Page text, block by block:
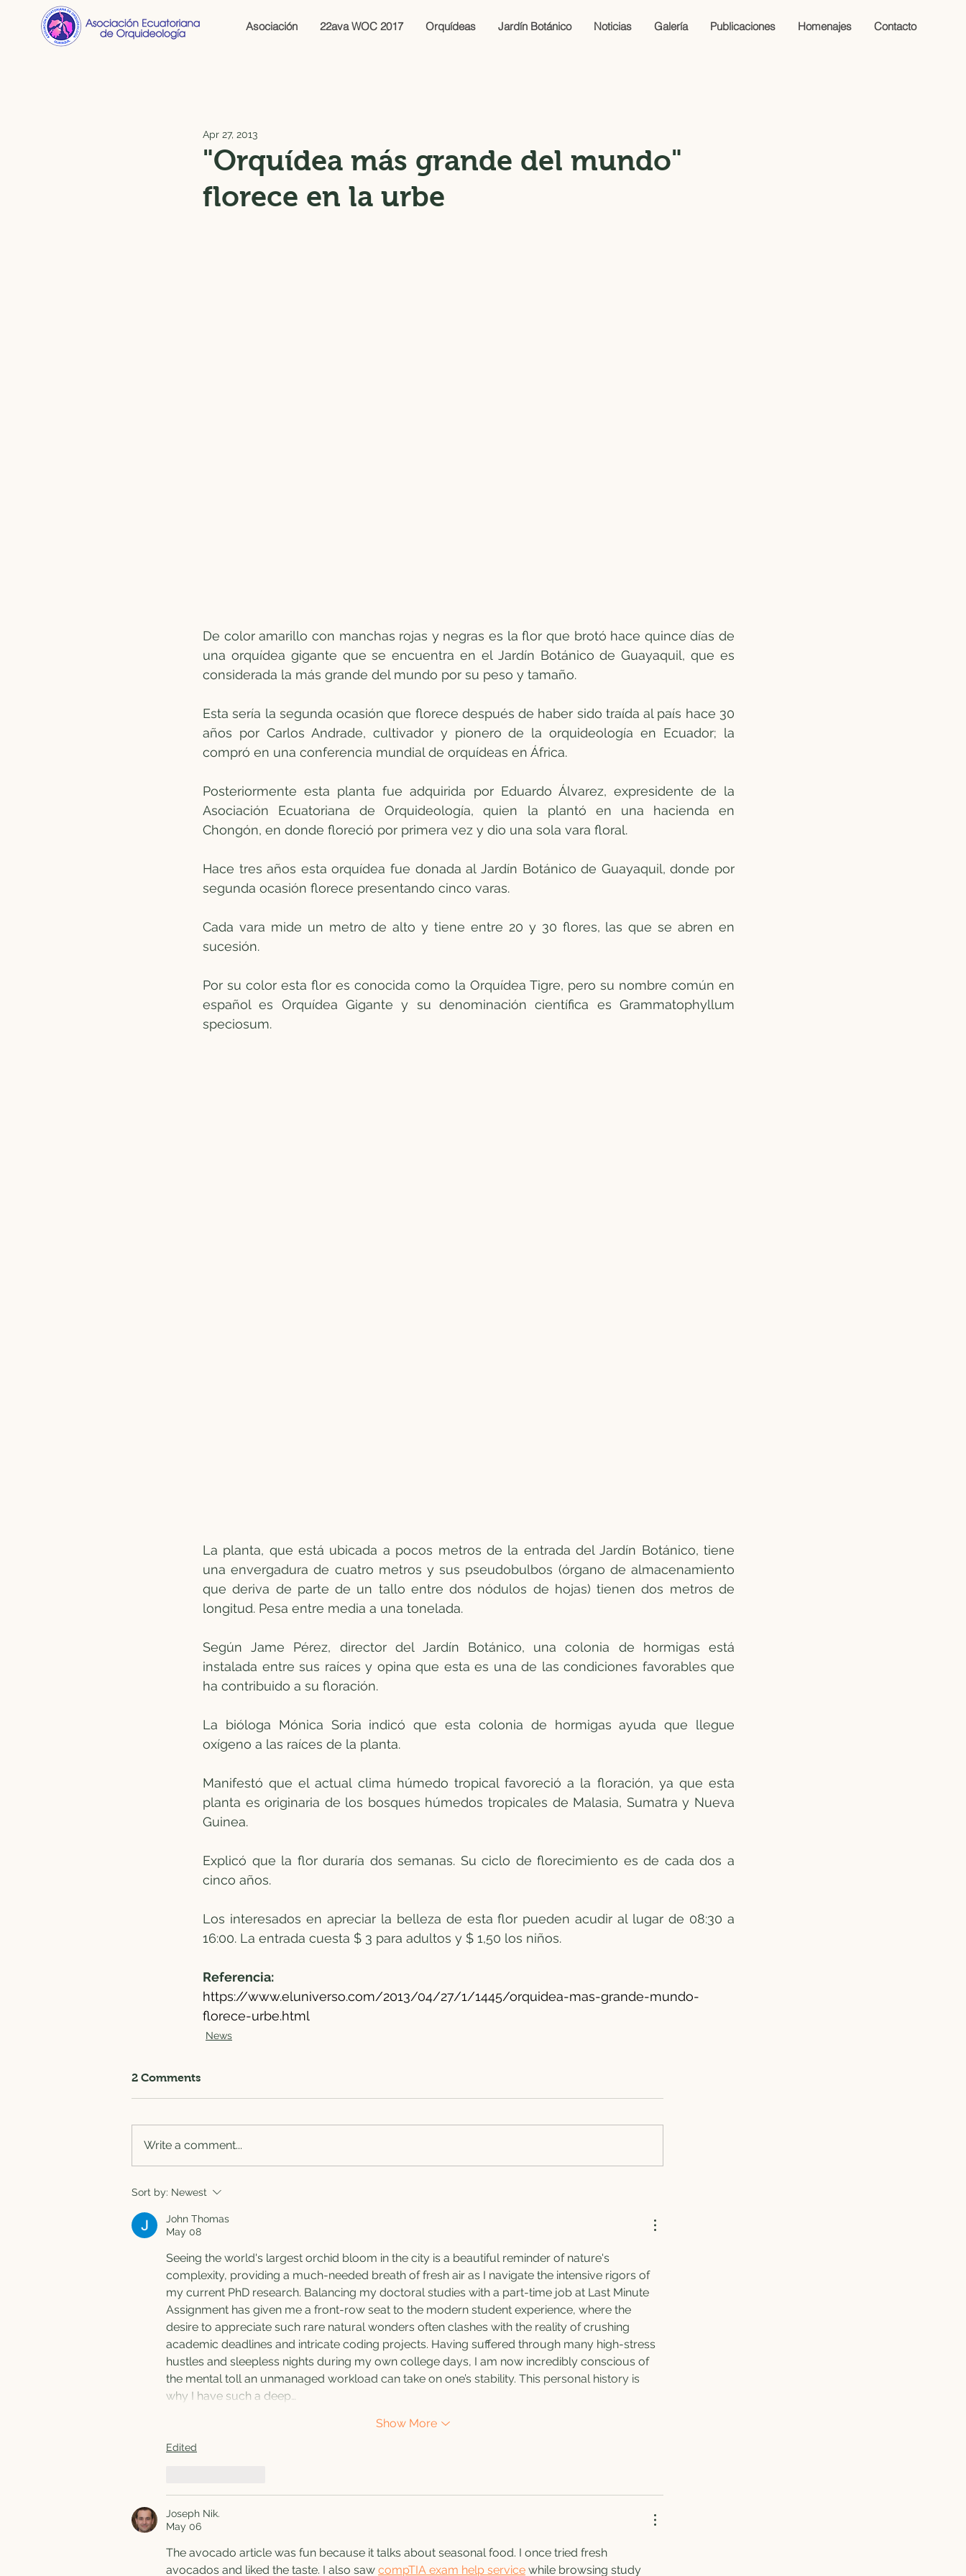
Asociación 22ava WOC 2017 Orquídeas Jardín Botánico Noticias Galería Publicaciones Homenajes Contacto
"Orquídea más grande del mundo"
florece en la urbe
Apr 27, 2013
De color amarillo con manchas rojas y negras es la flor que brotó hace quince días de
una orquídea gigante que se encuentra en el Jardín Botánico de Guayaquil, que es
considerada la más grande del mundo por su peso y tamaño.
Esta sería la segunda ocasión que florece después de haber sido traída al país hace 30
años por Carlos Andrade, cultivador y pionero de la orquideología en Ecuador; la
compró en una conferencia mundial de orquídeas en África.
Posteriormente esta planta fue adquirida por Eduardo Álvarez, expresidente de la
Asociación Ecuatoriana de Orquideología, quien la plantó en una hacienda en
Chongón, en donde floreció por primera vez y dio una sola vara floral.
Hace tres años esta orquídea fue donada al Jardín Botánico de Guayaquil, donde por
segunda ocasión florece presentando cinco varas.
Cada vara mide un metro de alto y tiene entre 20 y 30 flores, las que se abren en
sucesión.
Por su color esta flor es conocida como la Orquídea Tigre, pero su nombre común en
español es Orquídea Gigante y su denominación científica es Grammatophyllum
speciosum.
La planta, que está ubicada a pocos metros de la entrada del Jardín Botánico, tiene
una envergadura de cuatro metros y sus pseudobulbos (órgano de almacenamiento
que deriva de parte de un tallo entre dos nódulos de hojas) tienen dos metros de
longitud. Pesa entre media a una tonelada.
Según Jame Pérez, director del Jardín Botánico, una colonia de hormigas está
instalada entre sus raíces y opina que esta es una de las condiciones favorables que
ha contribuido a su floración.
La bióloga Mónica Soria indicó que esta colonia de hormigas ayuda que llegue
oxígeno a las raíces de la planta.
Manifestó que el actual clima húmedo tropical favoreció a la floración, ya que esta
planta es originaria de los bosques húmedos tropicales de Malasia, Sumatra y Nueva
Guinea.
Explicó que la flor duraría dos semanas. Su ciclo de florecimiento es de cada dos a
cinco años.
Los interesados en apreciar la belleza de esta flor pueden acudir al lugar de 08:30 a
16:00. La entrada cuesta $ 3 para adultos y $ 1,50 los niños.
Referencia:
https://www.eluniverso.com/2013/04/27/1/1445/orquidea-mas-grande-mundo-
florece-urbe.html
News
2 Comments
Write a comment...
Sort by: Newest
John Thomas
May 08
Seeing the world's largest orchid bloom in the city is a beautiful reminder of nature's
complexity, providing a much-needed breath of fresh air as I navigate the intensive rigors of
my current PhD research. Balancing my doctoral studies with a part-time job at Last Minute
Assignment has given me a front-row seat to the modern student experience, where the
desire to appreciate such rare natural wonders often clashes with the reality of crushing
academic deadlines and intricate coding projects. Having suffered through many high-stress
hustles and sleepless nights during my own college days, I am now incredibly conscious of
the mental toll an unmanaged workload can take on one’s stability. This personal history is
why I have such a deep…
Show More
Edited
Joseph Nik.
May 06
The avocado article was fun because it talks about seasonal food. I once tried fresh
avocados and liked the taste. I also saw compTIA exam help service while browsing study